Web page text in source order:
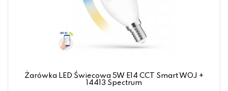
Żarówka LED Świecowa 5W E14 CCT Smart WOJ +
14413 Spectrum